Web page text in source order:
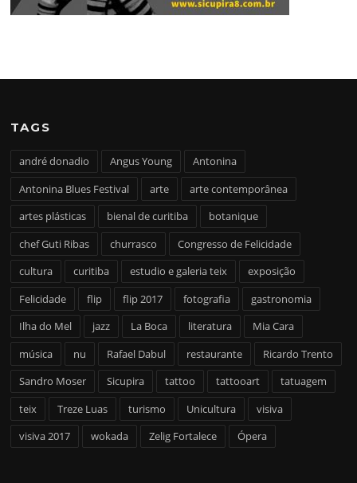
TAGS
andré donadio Angus Young
Antonina
Antonina Blues Festival
arte
arte contemporânea
artes plásticas
bienal de curitiba
botanique
chef Guti Ribas
churrasco
Congresso de Felicidade
cultura
curitiba estudio e galeria teix
exposição
Felicidade
flip flip 2017 fotografia
gastronomia
Ilha do Mel
jazz La Boca literatura
Mia Cara
música
nu Rafael Dabul restaurante
Ricardo Trento
Sandro Moser
Sicupira tattoo tattooart
tatuagem
teix
Treze Luas turismo Unicultura
visiva
visiva 2017
wokada Zelig Fortalece Ópera